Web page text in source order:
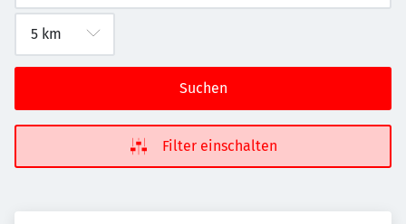
Suchen
Filter einschalten